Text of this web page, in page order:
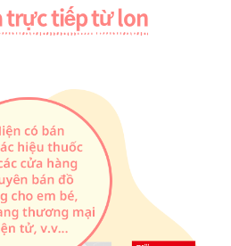
trực tiếp từ lon